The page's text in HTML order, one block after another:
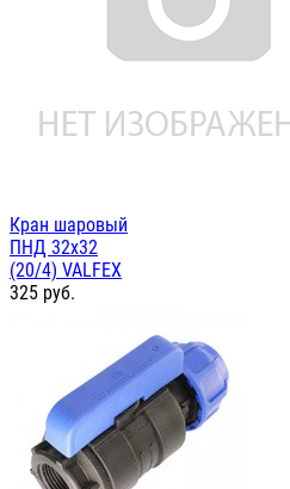
Кран шаровый
ПНД 32х32
(20/4) VALFEX
325 руб.